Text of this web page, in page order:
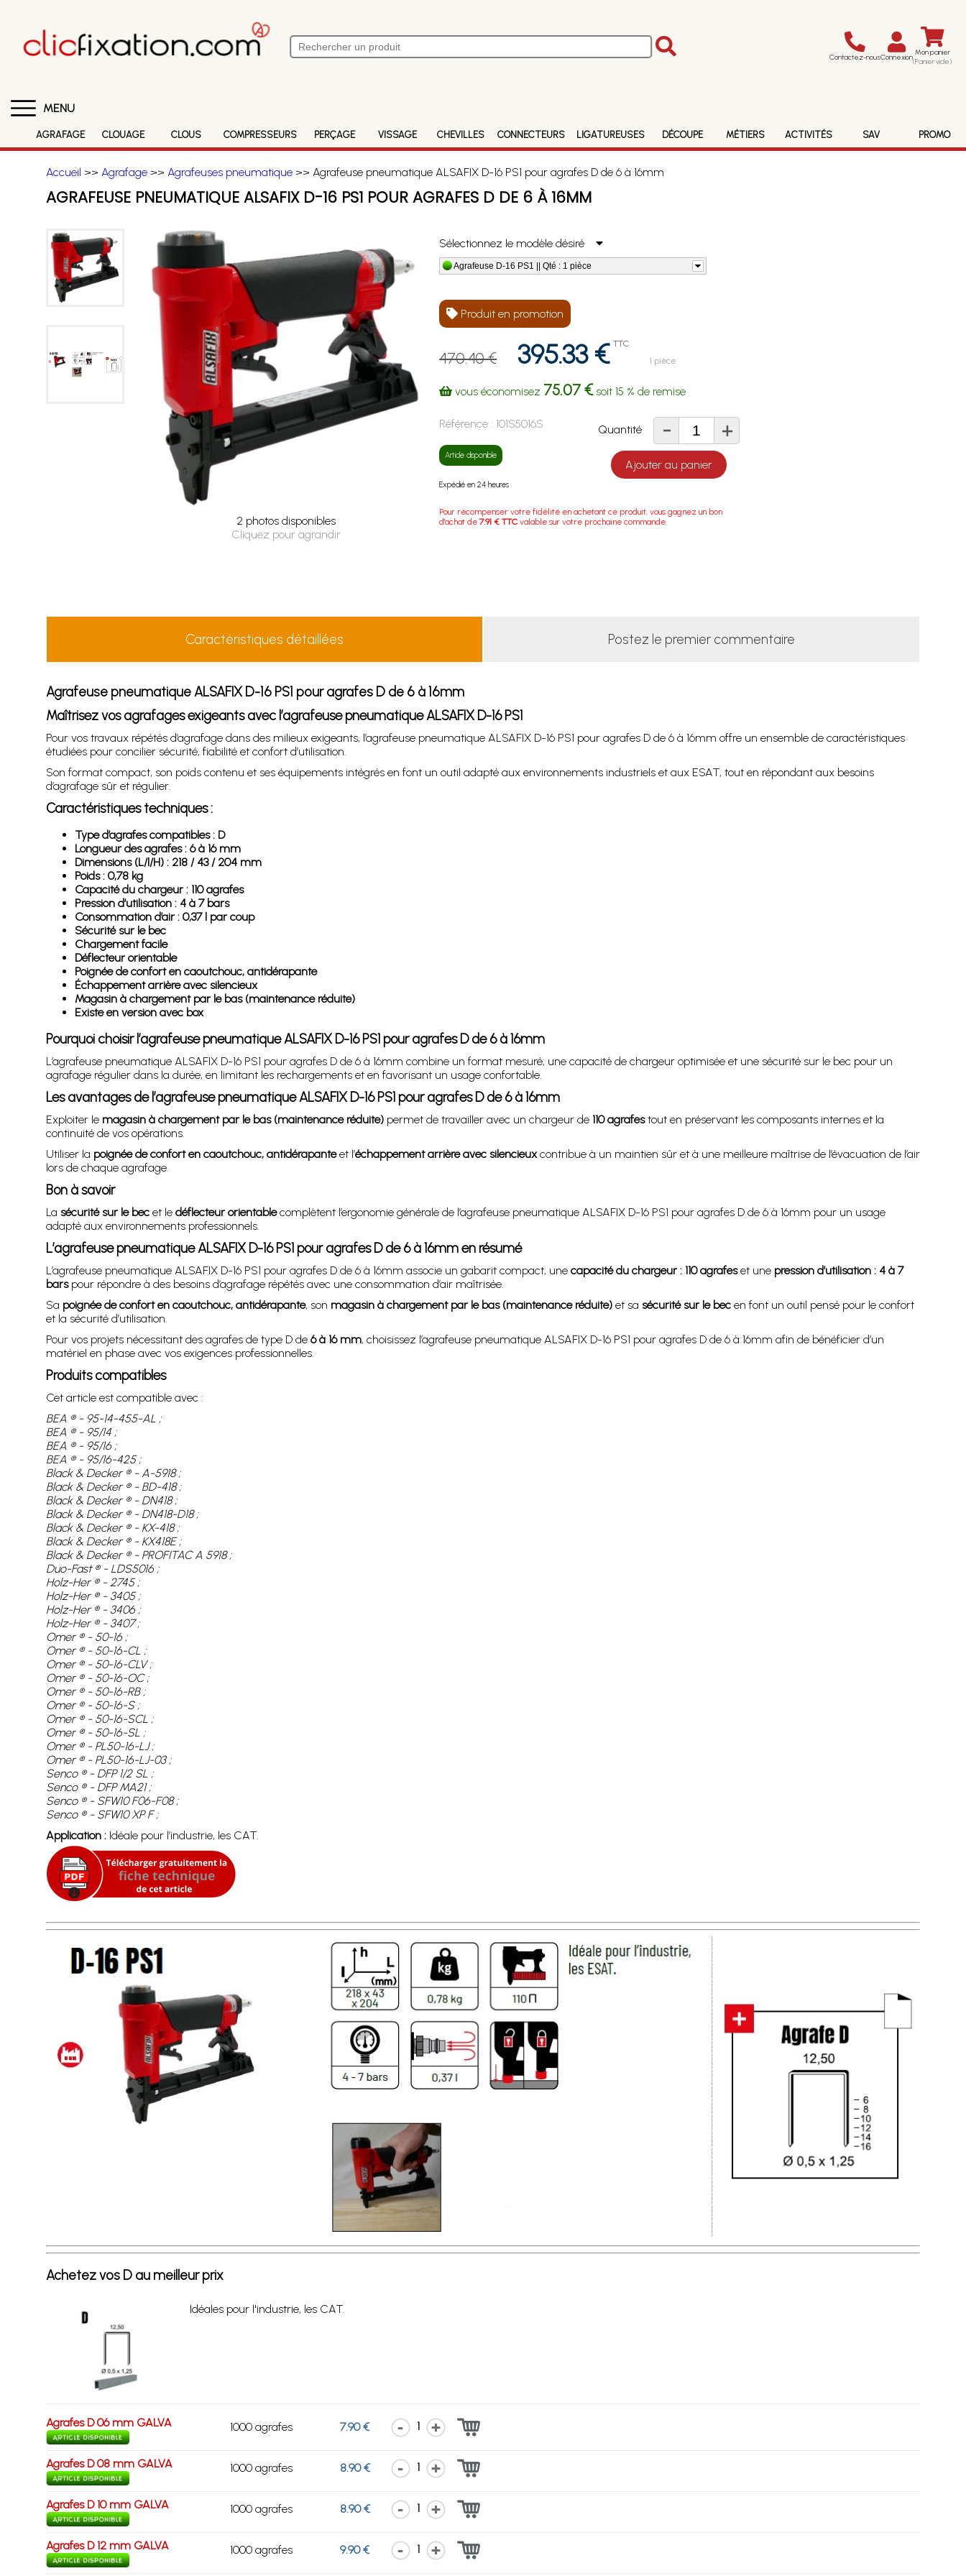
Contactez-nousConnexion Mon panier
(Panier vide)
MENU
AGRAFAGE CLOUAGE CLOUS COMPRESSEURS PERÇAGE VISSAGE CHEVILLES CONNECTEURS LIGATUREUSES DÉCOUPE MÉTIERS ACTIVITÉS SAV PROMO
Accueil >> Agrafage>> Agrafeuses pneumatique>> Agrafeuse pneumatique ALSAFIX D-16 PS1 pour agrafes D de 6 à 16mm
AGRAFEUSE PNEUMATIQUE ALSAFIX D-16 PS1 POUR AGRAFES D DE 6 À 16MM
2 photos disponibles
Cliquez pour agrandir
Sélectionnez le modèle désiré
Agrafeuse D-16 PS1 || Qté : 1 pièce
Produit en promotion
470.40 € 395.33 € TTC
1 pièce
vous économisez 75.07 €soit 15 % de remise
Référence : 101S5016S
Article disponible
Expédié en 24 heures
Quantité - +
Ajouter au panier
Pour récompenser votre fidélité en achetant ce produit, vous gagnez un bon
d'achat de7.91 € TTC valable sur votre prochaine commande.
Caractéristiques détaillées Postez le premier commentaire
Agrafeuse pneumatique ALSAFIX D-16 PS1 pour agrafes D de 6 à 16mm
Maîtrisez vos agrafages exigeants avec l’agrafeuse pneumatique ALSAFIX D-16 PS1
Pour vos travaux répétés d’agrafage dans des milieux exigeants, l’agrafeuse pneumatique ALSAFIX D-16 PS1 pour agrafes D de 6 à 16mm offre un ensemble de caractéristiques
étudiées pour concilier sécurité, fiabilité et confort d’utilisation.
Son format compact, son poids contenu et ses équipements intégrés en font un outil adapté aux environnements industriels et aux ESAT, tout en répondant aux besoins
d’agrafage sûr et régulier.
Caractéristiques techniques :
Type d’agrafes compatibles : D
Longueur des agrafes : 6 à 16 mm
Dimensions (L/l/H) : 218 / 43 / 204 mm
Poids : 0,78 kg
Capacité du chargeur : 110 agrafes
Pression d’utilisation : 4 à 7 bars
Consommation d’air : 0,37 l par coup
Sécurité sur le bec
Chargement facile
Déflecteur orientable
Poignée de confort en caoutchouc, antidérapante
Échappement arrière avec silencieux
Magasin à chargement par le bas (maintenance réduite)
Existe en version avec box
Pourquoi choisir l’agrafeuse pneumatique ALSAFIX D-16 PS1 pour agrafes D de 6 à 16mm
L’agrafeuse pneumatique ALSAFIX D-16 PS1 pour agrafes D de 6 à 16mm combine un format mesuré, une capacité de chargeur optimisée et une sécurité sur le bec pour un
agrafage régulier dans la durée, en limitant les rechargements et en favorisant un usage confortable.
Les avantages de l’agrafeuse pneumatique ALSAFIX D-16 PS1 pour agrafes D de 6 à 16mm
Exploiter le magasin à chargement par le bas (maintenance réduite)permet de travailler avec un chargeur de 110 agrafestout en préservant les composants internes et la
continuité de vos opérations.
Utiliser la poignée de confort en caoutchouc, antidérapanteet l’échappement arrière avec silencieuxcontribue à un maintien sûr et à une meilleure maîtrise de l’évacuation de l’air
lors de chaque agrafage.
Bon à savoir
La sécurité sur le becet le déflecteur orientablecomplètent l’ergonomie générale de l’agrafeuse pneumatique ALSAFIX D-16 PS1 pour agrafes D de 6 à 16mm pour un usage
adapté aux environnements professionnels.
L’agrafeuse pneumatique ALSAFIX D-16 PS1 pour agrafes D de 6 à 16mm en résumé
L’agrafeuse pneumatique ALSAFIX D-16 PS1 pour agrafes D de 6 à 16mm associe un gabarit compact, une capacité du chargeur : 110 agrafeset une pression d’utilisation : 4 à 7
barspour répondre à des besoins d’agrafage répétés avec une consommation d’air maîtrisée.
Sa poignée de confort en caoutchouc, antidérapante, son magasin à chargement par le bas (maintenance réduite)et sa sécurité sur le becen font un outil pensé pour le confort
et la sécurité d’utilisation.
Pour vos projets nécessitant des agrafes de type D de 6 à 16 mm, choisissez l’agrafeuse pneumatique ALSAFIX D-16 PS1 pour agrafes D de 6 à 16mm afin de bénéficier d’un
matériel en phase avec vos exigences professionnelles.
Produits compatibles
Cet article est compatible avec :
BEA ® - 95-14-455-AL ;
BEA ® - 95/14 ;
BEA ® - 95/16 ;
BEA ® - 95/16-425 ;
Black & Decker ® - A-5918 ;
Black & Decker ® - BD-418 ;
Black & Decker ® - DN418 ;
Black & Decker ® - DN418-D18 ;
Black & Decker ® - KX-418 ;
Black & Decker ® - KX418E ;
Black & Decker ® - PROFITAC A 5918 ;
Duo-Fast ® - LDS5016 ;
Holz-Her ® - 2745 ;
Holz-Her ® - 3405 ;
Holz-Her ® - 3406 ;
Holz-Her ® - 3407 ;
Omer ® - 50-16 ;
Omer ® - 50-16-CL ;
Omer ® - 50-16-CLV ;
Omer ® - 50-16-OC ;
Omer ® - 50-16-RB ;
Omer ® - 50-16-S ;
Omer ® - 50-16-SCL ;
Omer ® - 50-16-SL ;
Omer ® - PL50-16-LJ ;
Omer ® - PL50-16-LJ-03 ;
Senco ® - DFP 1/2 SL ;
Senco ® - DFP MA21 ;
Senco ® - SFW10 F06-F08 ;
Senco ® - SFW10 XP F ;
Application :Idéale pour l’industrie, les CAT.
Achetez vos D au meilleur prix
Idéales pour l'industrie, les CAT.
Agrafes D 06 mm GALVA 1000 agrafes 7.90 € 1
Agrafes D 08 mm GALVA 1000 agrafes 8.90 € 1
Agrafes D 10 mm GALVA 1000 agrafes 8.90 € 1
Agrafes D 12 mm GALVA 1000 agrafes 9.90 € 1